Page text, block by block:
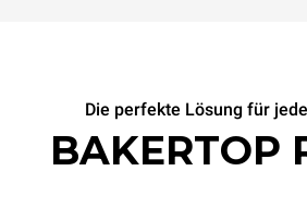
Die perfekte Lösung für
BAKERTOP